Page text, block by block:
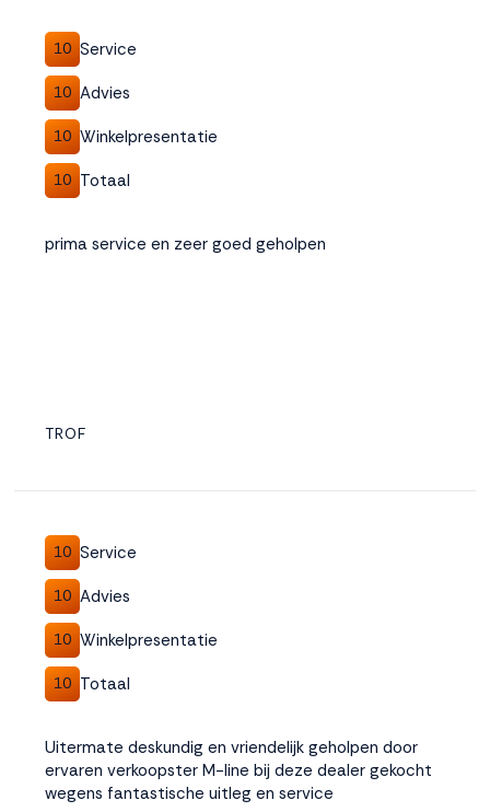
10 Service
10 Advies
10 Winkelpresentatie
10 Totaal
prima service en zeer goed geholpen
TROF
10 Service
10 Advies
10 Winkelpresentatie
10 Totaal
Uitermate deskundig en vriendelijk geholpen door
ervaren verkoopster M-line bij deze dealer gekocht
wegens fantastische uitleg en service